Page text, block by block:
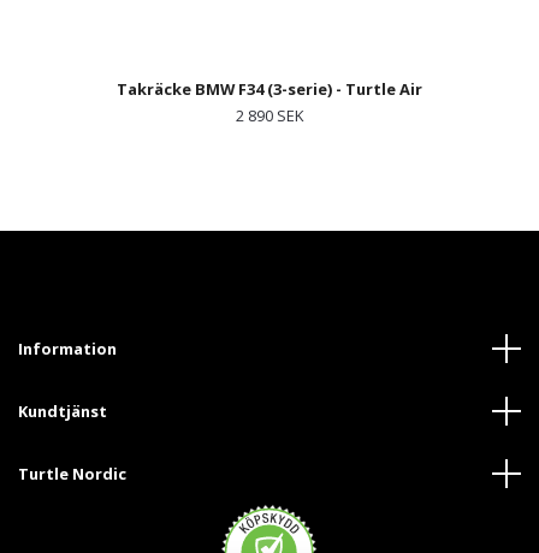
Takräcke BMW F34 (3-serie) - Turtle Air
2 890 SEK
Information
Kundtjänst
Turtle Nordic